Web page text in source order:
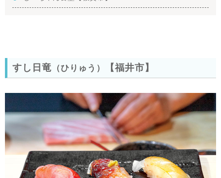
すし日竜 （ひりゅう） 【福井市】